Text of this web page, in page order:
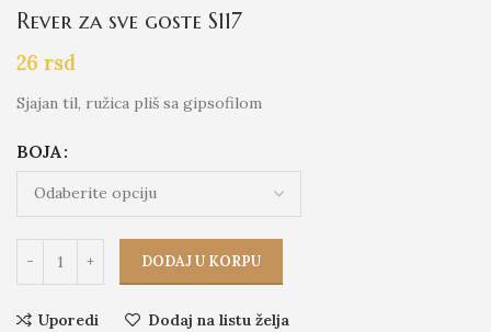
Rever za sve goste S117
26 rsd
Sjajan til, ružica pliš sa gipsofilom
BOJA
DODAJ U KORPU
Uporedi Dodaj na listu želja